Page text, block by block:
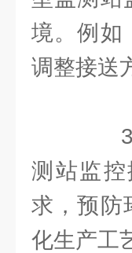
境。例如
调整接送
3.
测站监
求，预防
化生产工